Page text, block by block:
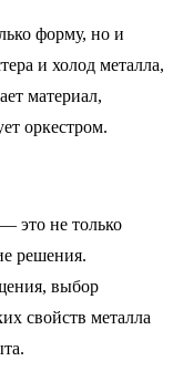
форму, но и
и холод металла,
материал,
оркестром.
это не только
решения.
выбор
свойств металла